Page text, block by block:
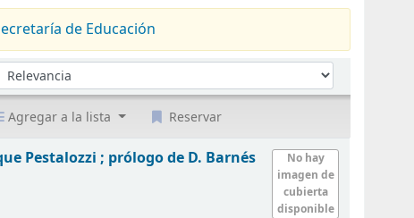
de Educación
Ordenar por:
Agregar a la lista Reservar
No hay
imagen de
cubierta
disponible
Pestalozzi ; prólogo de D. Barnés